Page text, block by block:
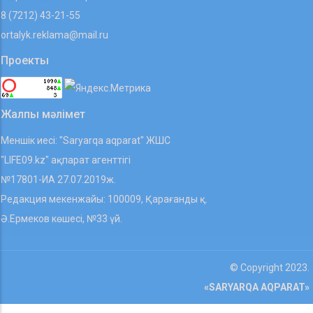
8 (7212) 43-21-55
ortalyk.reklama@mail.ru
Проекты
Жалпы мәлімет
Меншік иесі: "Saryarqa aqparat" ЖШС
"LIFE09.kz" ақпарат агенттігі
№17801-ИА 27.07.2019ж.
Редакция мекенжайы: 100009, Қарағанды қ.
Ә.Ермеков көшесі, №33 үй.
© Copyright 2023.
«SARYARQA AQPARAT»